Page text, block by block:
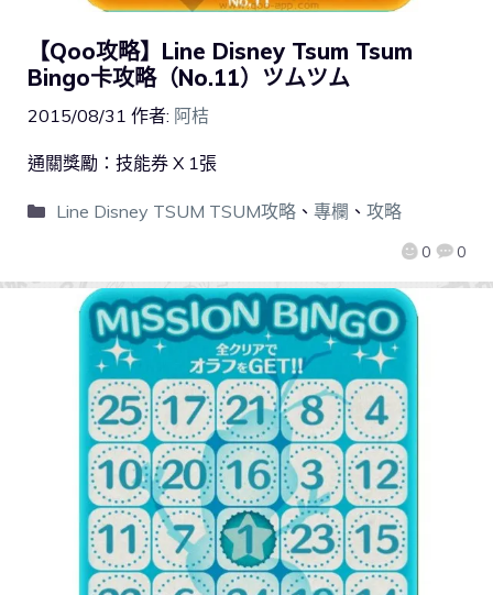
【Qoo攻略】Line Disney Tsum Tsum
Bingo卡攻略（No.11）ツムツム
2015/08/31 作者: 阿桔
0 0
通關獎勵：技能券 X 1張
Line Disney TSUM TSUM攻略、 專欄 、 攻略